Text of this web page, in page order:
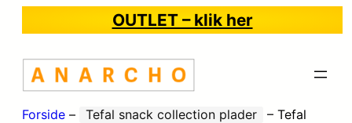
OUTLET – klik her
Forside – Tefal snack collection plader – Tefal